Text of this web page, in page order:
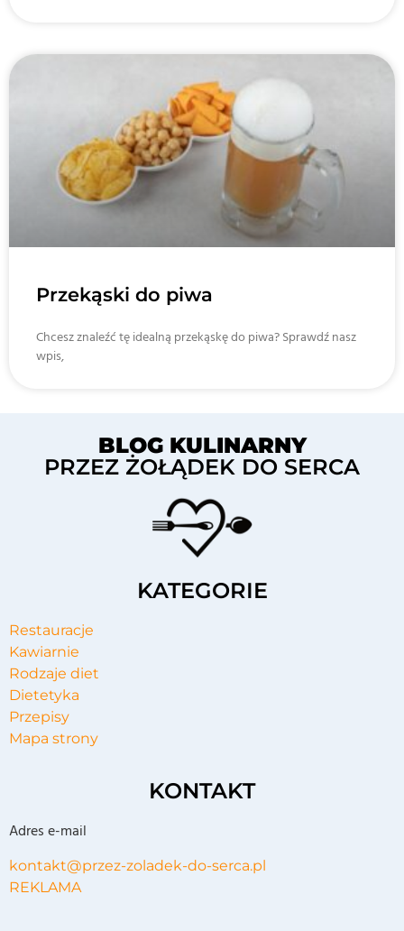
Przekąski do piwa
Chcesz znaleźć tę idealną przekąskę do piwa? Sprawdź nasz
wpis,
BLOG KULINARNY
PRZEZ ŻOŁĄDEK DO SERCA
KATEGORIE
Restauracje
Kawiarnie
Rodzaje diet
Dietetyka
Przepisy
Mapa strony
KONTAKT
Adres e-mail
kontakt@przez-zoladek-do-serca.pl
REKLAMA